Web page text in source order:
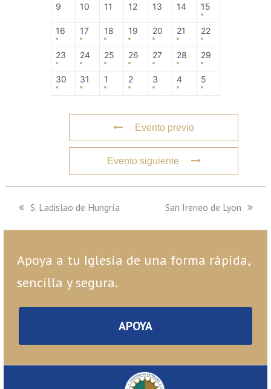
9 10 11 12 13 14 15
16 17 18 19 20 21 22
23 24 25 26 27 28 29
30 31 1 2 3 4 5
Evento previo
Evento siguiente
previous
S. Ladislao de Hungría
next
San Ireneo de Lyon
Apoya a tu Iglesia de una forma rápida,
sencilla y segura.
APOYA